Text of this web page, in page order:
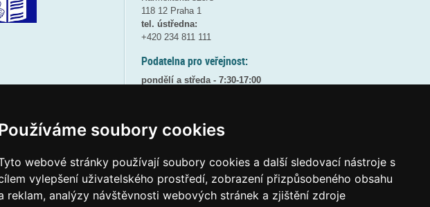
soubory cookies
webové stránky používají soubory cookies a další sledovací nástroje s
vylepšení uživatelského prostředí, zobrazení přizpůsobeného obsahu
reklam, analýzy návštěvnosti webových stránek a zjištění zdroje
118 12 Praha 1
tel. ústředna:
+420 234 811 111
Podatelna pro veřejnost:
pondělí a středa - 7:30-17:00
8:30 - 9:30 - bezpečnostní přestávka
Elektronická podatelna:
posta@msmtgov cz